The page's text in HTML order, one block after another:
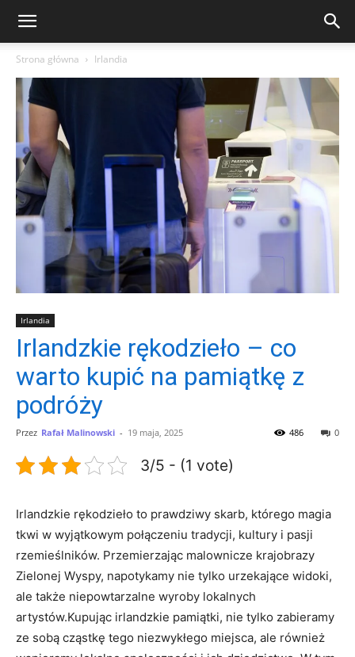
Strona główna Irlandia
Irlandia
Irlandzkie rękodzieło – co
warto kupić na pamiątkę z
podróży
Przez Rafał Malinowski - 19 maja, 2025 0
486
3/5 - (1 vote)
Irlandzkie rękodzieło to prawdziwy skarb, którego magia
tkwi w wyjątkowym połączeniu tradycji, kultury i pasji
rzemieślników. Przemierzając malownicze krajobrazy
Zielonej Wyspy, napotykamy nie tylko urzekające widoki,
ale także niepowtarzalne wyroby lokalnych
artystów.Kupując irlandzkie pamiątki, nie tylko zabieramy
ze sobą cząstkę tego niezwykłego miejsca, ale również